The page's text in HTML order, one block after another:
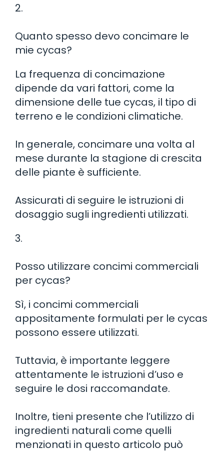
2.
Quanto spesso devo concimare le
mie cycas?
La frequenza di concimazione
dipende da vari fattori, come la
dimensione delle tue cycas, il tipo di
terreno e le condizioni climatiche.
In generale, concimare una volta al
mese durante la stagione di crescita
delle piante è sufficiente.
Assicurati di seguire le istruzioni di
dosaggio sugli ingredienti utilizzati.
3.
Posso utilizzare concimi commerciali
per cycas?
Sì, i concimi commerciali
appositamente formulati per le cycas
possono essere utilizzati.
Tuttavia, è importante leggere
attentamente le istruzioni d’uso e
seguire le dosi raccomandate.
Inoltre, tieni presente che l’utilizzo di
ingredienti naturali come quelli
menzionati in questo articolo può